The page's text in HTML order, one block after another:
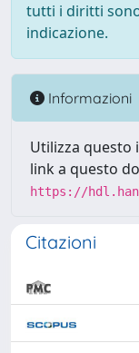
tutti i diritti
indicazione.
Informazioni
Utilizza questo
link a questo
https://
Citazioni